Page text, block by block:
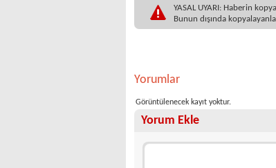
YASAL UYARI: Haberin
Bunun dışında
Yorumlar
Görüntülenecek kayıt yoktur.
Yorum Ekle